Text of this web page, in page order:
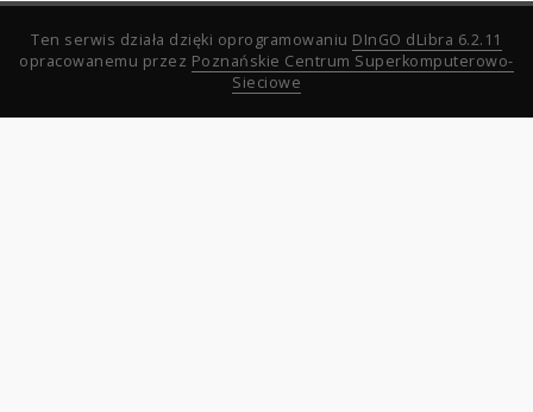
Ten serwis działa dzięki oprogramowaniu DInGO dLibra 6.2.11
opracowanemu przez Poznańskie Centrum Superkomputerowo-
Sieciowe